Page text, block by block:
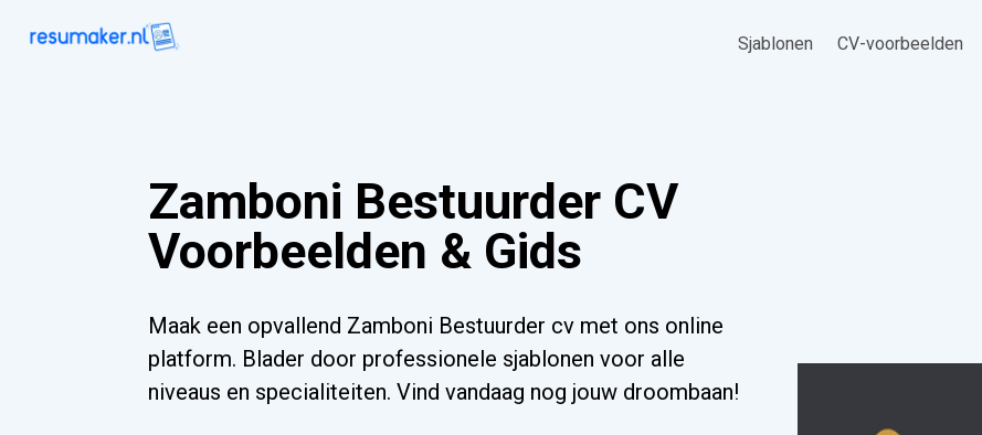
Sjablonen CV-voorbeelden
Zamboni Bestuurder CV
Voorbeelden & Gids
Maak een opvallend Zamboni Bestuurder cv met ons online
platform. Blader door professionele sjablonen voor alle
niveaus en specialiteiten. Vind vandaag nog jouw droombaan!